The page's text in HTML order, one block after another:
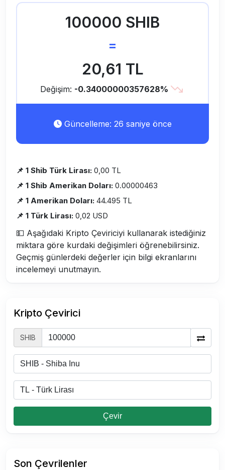
100000 SHIB
=
20,61 TL
Değişim: -0.34000000357628%
Güncelleme: 26 saniye önce
📌 1 Shib Türk Lirası: 0,00 TL
📌 1 Shib Amerikan Doları: 0.00000463
📌 1 Amerikan Doları: 44.495 TL
📌 1 Türk Lirası: 0,02 USD
💵 Aşağıdaki Kripto Çeviriciyi kullanarak istediğiniz
miktara göre kurdaki değişimleri öğrenebilirsiniz.
Geçmiş günlerdeki değerler için bilgi ekranlarını
incelemeyi unutmayın.
Kripto Çevirici
SHIB
Çevir
Son Çevrilenler